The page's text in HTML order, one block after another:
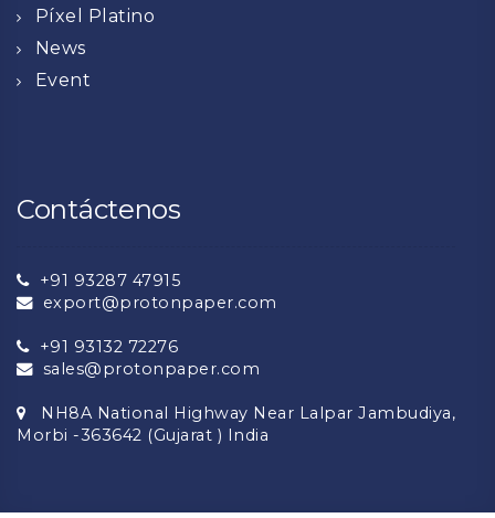
Píxel Platino
News
Event
Contáctenos
+91 93287 47915
export@protonpaper.com
+91 93132 72276
sales@protonpaper.com
NH8A National Highway Near Lalpar Jambudiya,
Morbi -363642 (Gujarat ) India